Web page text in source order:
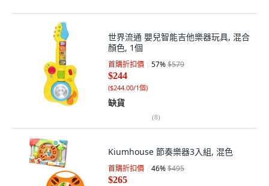
世界流通 嬰兒智能吉他樂器玩具, 混合
顏色, 1個
首購折扣價 57%$579
$244
($244.00/1個)
缺貨
(8)
Kiumhouse 節奏樂器3入組, 混色
首購折扣價 46%$495
$265